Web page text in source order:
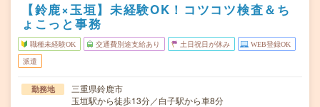
【鈴鹿×玉垣】未経験OK！コツコツ検査＆ち
ょこっと事務
職種未経験OK 交通費別途支給あり 土日祝日が休み WEB登録OK
派遣
勤務地
三重県鈴鹿市
玉垣駅から徒歩13分／白子駅から車8分